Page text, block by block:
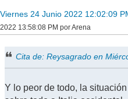
Viernes 24 Junio 2022 12:02:09
2022 13:58:08 PM por Arena
Cita de: Reysagrado en
Y lo peor de todo, la